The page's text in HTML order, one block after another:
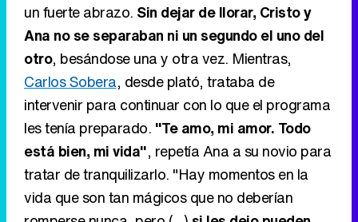
un fuerte abrazo. Sin dejar de llorar, Cristo y
Ana no se separaban ni un segundo el uno del
otro, besándose una y otra vez. Mientras,
Carlos Sobera, desde plató, trataba de
intervenir para continuar con lo que el programa
les tenía preparado. "Te amo, mi amor. Todo
está bien, mi vida", repetía Ana a su novio para
tratar de tranquilizarlo. "Hay momentos en la
vida que son tan mágicos que no deberían